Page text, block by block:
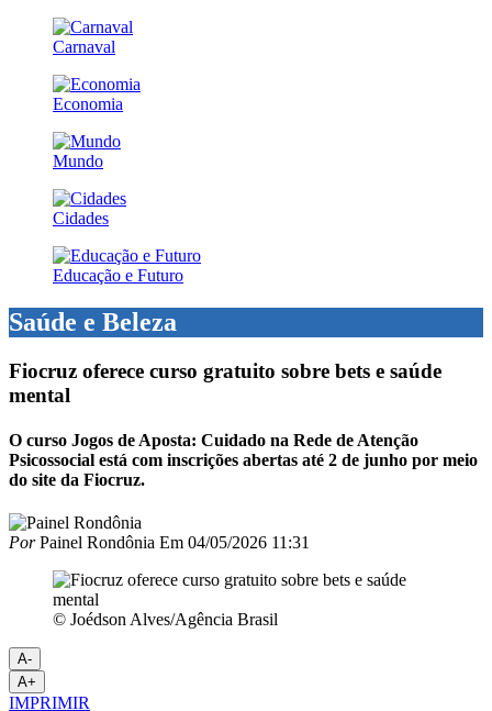
Carnaval
Economia
Mundo
Cidades
Educação e Futuro
Saúde e Beleza
Fiocruz oferece curso gratuito sobre bets e saúde
mental
O curso Jogos de Aposta: Cuidado na Rede de Atenção
Psicossocial está com inscrições abertas até 2 de junho por meio
do site da Fiocruz.
PorPainel Rondônia Em 04/05/2026 11:31
© Joédson Alves/Agência Brasil
A-
A+
IMPRIMIR